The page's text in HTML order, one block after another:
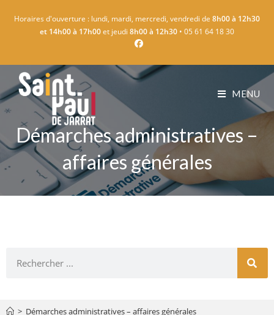
Horaires d'ouverture : lundi, mardi, mercredi, vendredi de 8h00 à 12h30
et 14h00 à 17h00et jeudi 8h00 à 12h30 • 05 61 64 18 30
MENU
Démarches administratives –
affaires générales
> Démarches administratives – affaires générales